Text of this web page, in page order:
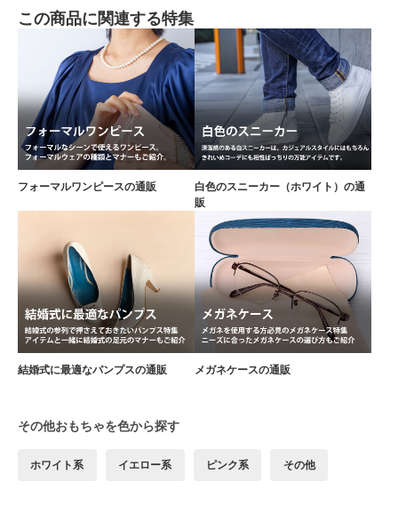
この商品に関連する特集
フォーマルワンピースの通販
白色のスニーカー（ホワイト）の通
販
結婚式に最適なパンプスの通販 メガネケースの通販
その他おもちゃを色から探す
ホワイト系 イエロー系 ピンク系 その他